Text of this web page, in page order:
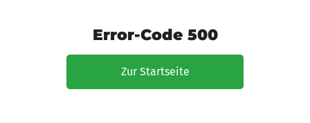
Error-Code 500
Zur Startseite